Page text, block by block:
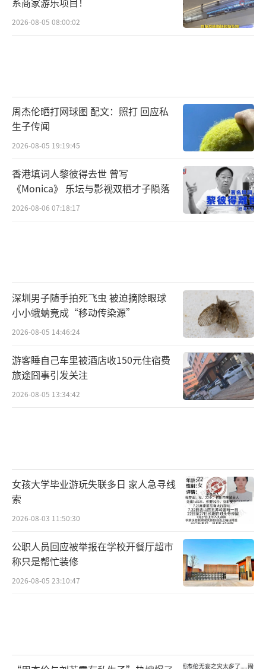
2026-08-05 08:00:02
周杰伦晒打网球图 配文：照打 回应私
生子传闻
2026-08-05 19:19:45
香港填词人黎彼得去世 曾写
《Monica》 乐坛与影视双栖才子陨落
2026-08-06 07:18:17
深圳男子随手拍死飞虫 被迫摘除眼球
小小蛾蚋竟成“移动传染源”
2026-08-05 14:46:24
游客睡自己车里被酒店收150元住宿费
旅途囧事引发关注
2026-08-05 13:34:42
女孩大学毕业游玩失联多日 家人急寻线
索
2026-08-03 11:50:30
公职人员回应被举报在学校开餐厅超市
称只是帮忙装修
2026-08-05 23:10:47